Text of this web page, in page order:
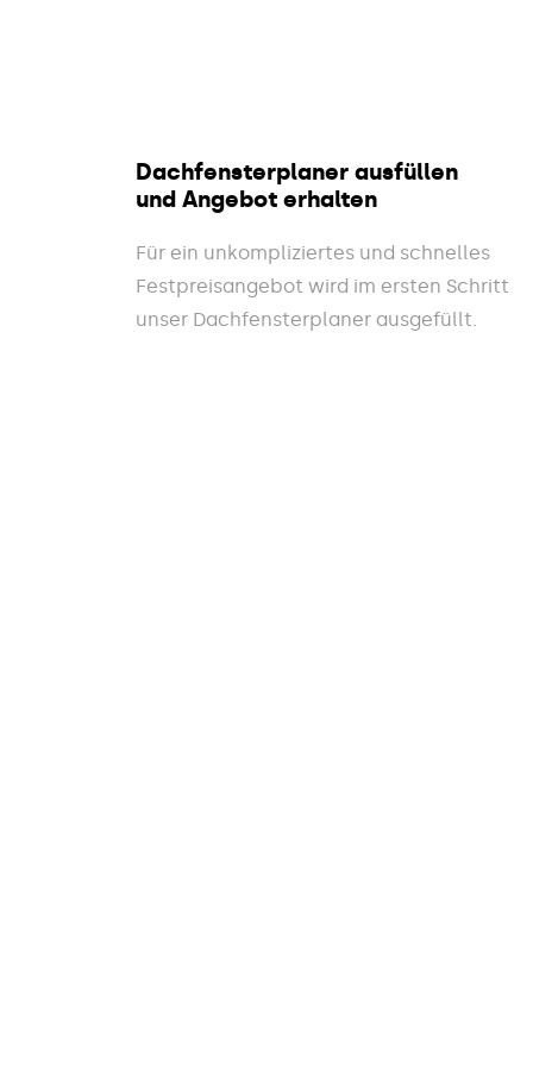
Dachfensterplaner ausfüllen
und Angebot erhalten
Für ein unkompliziertes und schnelles
Festpreisangebot wird im ersten Schritt
unser Dachfensterplaner ausgefüllt.